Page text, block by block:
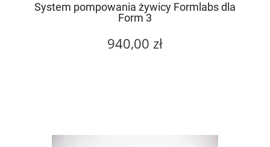
System pompowania żywicy Formlabs dla
Form 3
940,00 zł